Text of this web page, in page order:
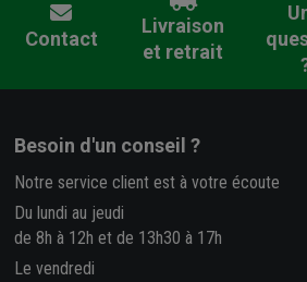
Contact
Livraison
et retrait
Besoin d'un conseil ?
Notre service client est à votre écoute
Du lundi au jeudi
de 8h à 12h et de 13h30 à 17h
Le vendredi